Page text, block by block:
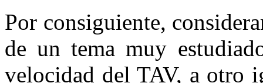
Por consiguiente,
de un tema muy
velocidad del TAV, a otro